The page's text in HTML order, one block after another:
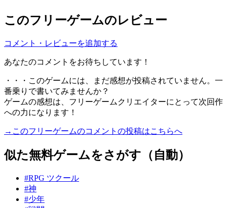
このフリーゲームのレビュー
コメント・レビューを追加する
あなたのコメントをお待ちしています！
・・・このゲームには、まだ感想が投稿されていません。一
番乗りで書いてみませんか？
ゲームの感想は、フリーゲームクリエイターにとって次回作
への力になります！
→このフリーゲームのコメントの投稿はこちらへ
似た無料ゲームをさがす（自動）
#RPG ツクール
#神
#少年